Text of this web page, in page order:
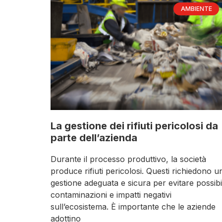
AMBIENTE
La gestione dei rifiuti pericolosi da
parte dell’azienda
Durante il processo produttivo, la società
produce rifiuti pericolosi. Questi richiedono
gestione adeguata e sicura per evitare
contaminazioni e impatti negativi
sull’ecosistema. È importante che le aziende
adottino